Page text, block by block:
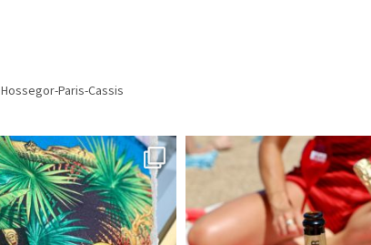
Hossegor-Paris-Cassis